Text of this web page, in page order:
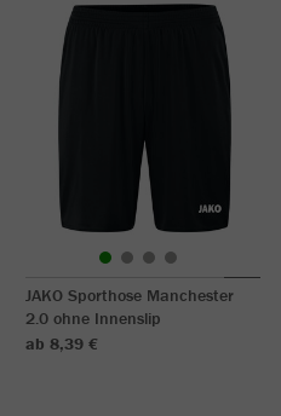
JAKO Sporthose Manchester
2.0 ohne Innenslip
ab 8,39 €